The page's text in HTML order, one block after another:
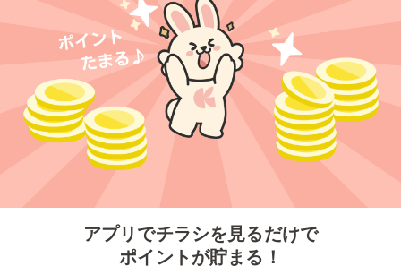
アプリでチラシを見るだけで
ポイントが貯まる！